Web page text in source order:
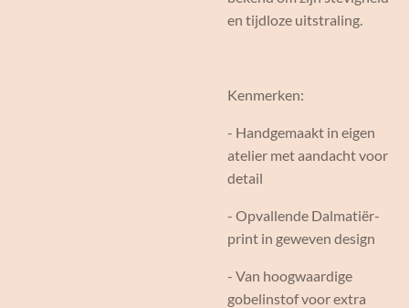
en tijdloze uitstraling.
Kenmerken:
- Handgemaakt in eigen
atelier met aandacht voor
detail
- Opvallende Dalmatiër-
print in geweven design
- Van hoogwaardige
gobelinstof voor extra